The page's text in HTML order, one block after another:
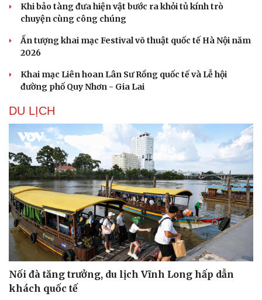
Văn hóa
Sân khấu - Điện ảnh
Văn học
Âm nhạc
Di sản
Giải trí
Nghệ sĩ
Thời trang
Sao Việt
Khi bảo tàng đưa hiện vật bước ra khỏi tủ kính trò
chuyện cùng công chúng
Ấn tượng khai mạc Festival võ thuật quốc tế Hà Nội năm
2026
Khai mạc Liên hoan Lân Sư Rồng quốc tế và Lễ hội
đường phố Quy Nhơn - Gia Lai
DU LỊCH
Nối đà tăng trưởng, du lịch Vĩnh Long hấp dẫn
khách quốc tế